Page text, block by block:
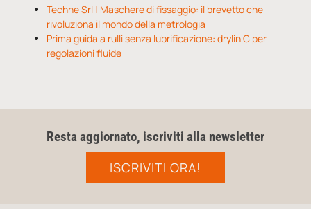
Techne Srl | Maschere di fissaggio: il brevetto che
rivoluziona il mondo della metrologia
Prima guida a rulli senza lubrificazione: drylin C per
regolazioni fluide
Resta aggiornato, iscriviti alla newsletter
ISCRIVITI ORA!